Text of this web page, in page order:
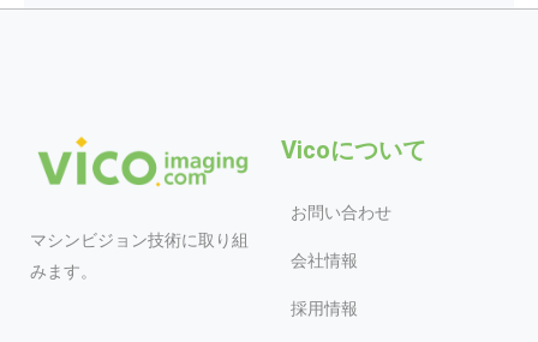
マシンビジョン技術に取り組
みます。
Vicoについて
お問い合わせ
会社情報
採用情報